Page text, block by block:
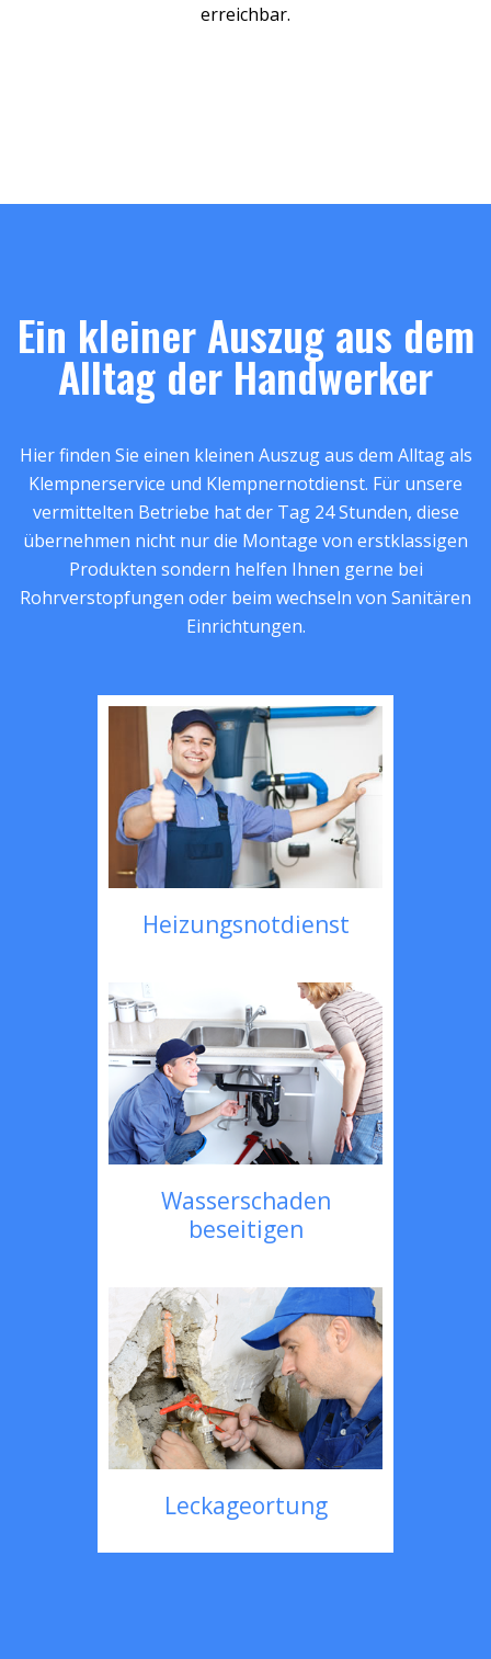
erreichbar.
Ein kleiner Auszug aus dem
Alltag der Handwerker
Hier finden Sie einen kleinen Auszug aus dem Alltag als
Klempnerservice und Klempnernotdienst. Für unsere
vermittelten Betriebe hat der Tag 24 Stunden, diese
übernehmen nicht nur die Montage von erstklassigen
Produkten sondern helfen Ihnen gerne bei
Rohrverstopfungen oder beim wechseln von Sanitären
Einrichtungen.
Heizungsnotdienst
Wasserschaden
beseitigen
Leckageortung